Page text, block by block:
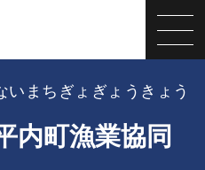
内町漁業協同
いまちぎょぎょうきょう